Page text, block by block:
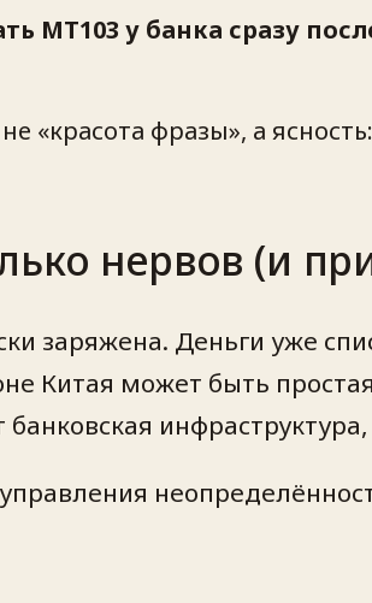
MT103 у банка сразу
«красота фразы», а ясность:
нервов (и
заряжена. Деньги уже
Китая может быть